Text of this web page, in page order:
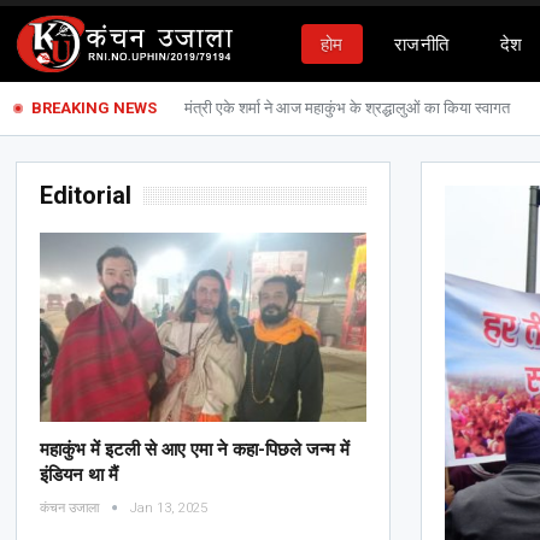
होम राजनीति देश
BREAKING NEWS मंत्री एके शर्मा ने आज महाकुंभ के श्रद्धालुओं का किया स्वागत
Editorial
महाकुंभ में इटली से आए एमा ने कहा-पिछले जन्म में
इंडियन था मैं
कंचन उजाला Jan 13, 2025